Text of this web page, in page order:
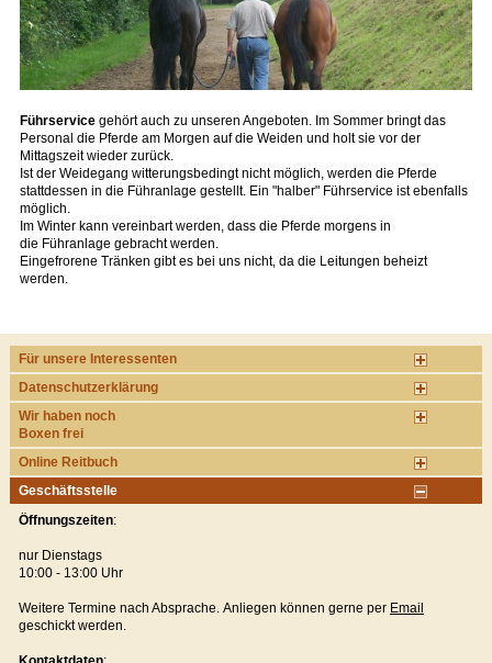
Führservice gehört auch zu unseren Angeboten. Im Sommer bringt das
Personal die Pferde am Morgen auf die Weiden und holt sie vor der
Mittagszeit wieder zurück.
Ist der Weidegang witterungsbedingt nicht möglich, werden die Pferde
stattdessen in die Führanlage gestellt. Ein "halber" Führservice ist ebenfalls
möglich.
Im Winter kann vereinbart werden, dass die Pferde morgens in
die Führanlage gebracht werden.
Eingefrorene Tränken gibt es bei uns nicht, da die Leitungen beheizt
werden.
Für unsere Interessenten
Datenschutzerklärung
Wir haben noch
Boxen frei
Online Reitbuch
Geschäftsstelle
Öffnungszeiten:
nur Dienstags
10:00 - 13:00 Uhr
Weitere Termine nach Absprache. Anliegen können gerne per Email
geschickt werden.